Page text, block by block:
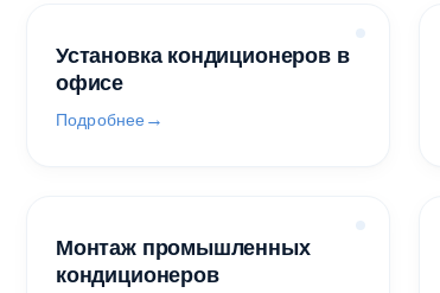
Установка кондиционеров в
офисе
Подробнее
Монтаж промышленных
кондиционеров